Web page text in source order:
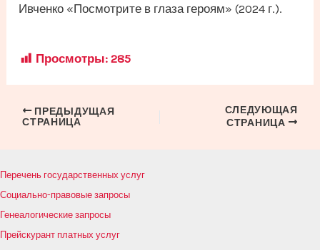
Ивченко «Посмотрите в глаза героям» (2024 г.).
Просмотры: 285
Навигация
ПРЕДЫДУЩАЯ
СТРАНИЦА
СЛЕДУЮЩАЯ
СТРАНИЦА
Перечень государственных услуг
Социально-правовые запросы
Генеалогические запросы
Прейскурант платных услуг